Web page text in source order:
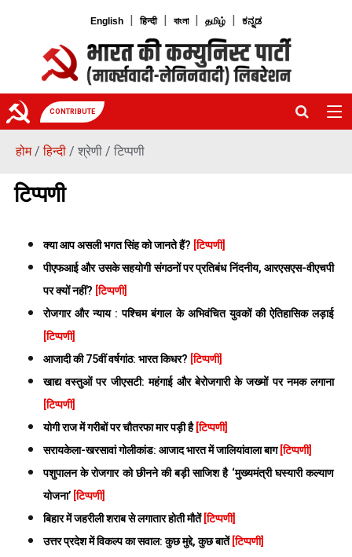
English | हिन्दी | বাংলা | தமிழ் | ಕನ್ನಡ
CONTRIBUTE
होम/हिन्दी / श्रेणी / टिप्पणी
टिप्पणी
क्या आप असली भगत सिंह को जानते हैं? [टिप्पणी]
पीएफआई और उसके सहयोगी संगठनों पर प्रतिबंध निंदनीय, आरएसएस-वीएचपी
पर क्यों नहीं? [टिप्पणी]
रोजगार और न्याय : पश्चिम बंगाल के अभिवंचित युवकों की ऐतिहासिक लड़ाई
[टिप्पणी]
आजादी की 75वीं वर्षगांठ: भारत किधर? [टिप्पणी]
खाद्य वस्तुओं पर जीएसटी: महंगाई और बेरोजगारी के जख्मों पर नमक लगाना
[टिप्पणी]
योगी राज में गरीबों पर चौतरफा मार पड़ी है [टिप्पणी]
सरायकेला-खरसावां गोलीकांड: आजाद भारत में जालियांवाला बाग [टिप्पणी]
पशुपालन के रोजगार को छीनने की बड़ी साजिश है ‘मुख्यमंत्री घस्यारी कल्याण
योजना’ [टिप्पणी]
बिहार में जहरीली शराब से लगातार होती मौतें [टिप्पणी]
उत्तर प्रदेश में विकल्प का सवाल: कुछ मुद्दे, कुछ बातें [टिप्पणी]